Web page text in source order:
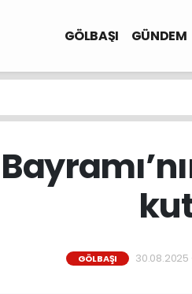
GÖLBAŞI GÜNDEM
GÖLBAŞI 30.08.2025